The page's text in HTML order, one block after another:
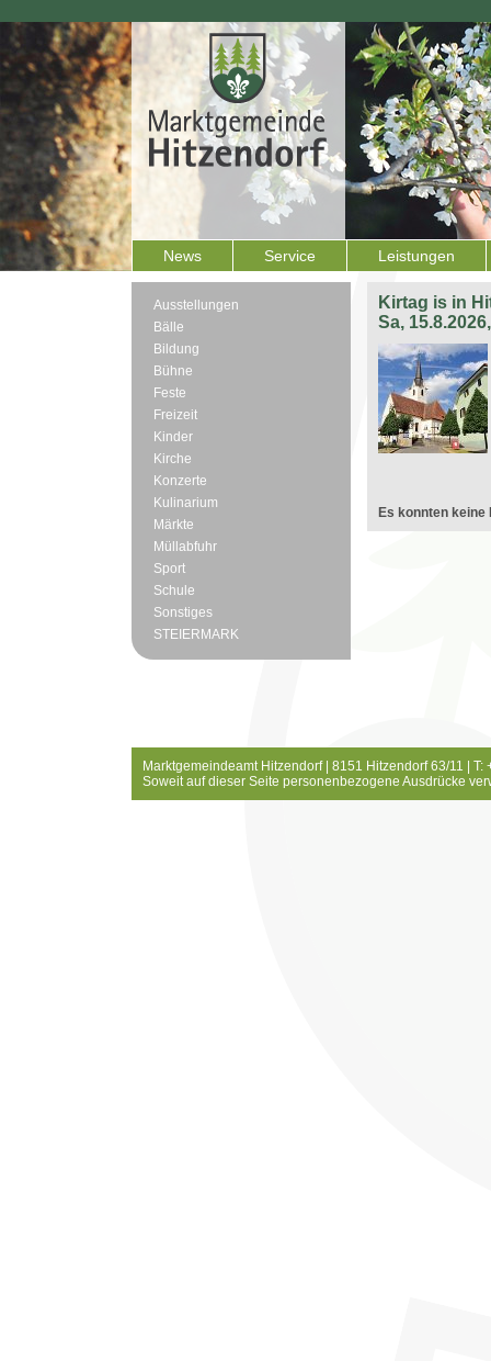
News Service Leistungen
Ausstellungen
Bälle
Bildung
Bühne
Feste
Freizeit
Kinder
Kirche
Konzerte
Kulinarium
Märkte
Müllabfuhr
Sport
Schule
Sonstiges
STEIERMARK
Kirtag is in
Sa,
Es konnten keine
Marktgemeindeamt Hitzendorf | 8151 Hitzendorf 63/11 |
Soweit auf dieser Seite personenbezogene Ausdrücke